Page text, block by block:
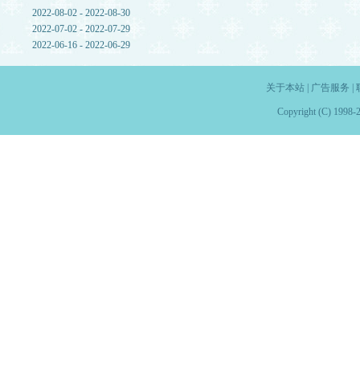
2022-08-02 - 2022-08-30
2022-07-02 - 2022-07-29
2022-06-16 - 2022-06-29
关于本站| 广告服务
Copyright (C) 1998-